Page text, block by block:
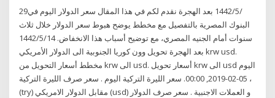
29‏‏/5‏‏/1442 بعد الهجرة نقدم لكم في هذا المقال سعر الدولار اليوم في
البنوك المصرية بالتفصيل مع مخطط يوضح هبوط سعر الدولار خلال ثلاث
سنوات أمام الجنيه المصري، مع توضيح أسباب هذا الانخفاض. 14‏‏/5‏‏/1442
بعد الهجرة تحويل وون كوريا الجنوبية الى الدولار الأمريكي krw usd.
مخطط أسعار التحويل من krw الى usd. أسعار تحويل krw الى usd اليوم
، 05-02-2019, 00:00. سعر الليرة التركية اليوم . سعر صرف الليرة التركية
(try) مقابل الدولار الامريكي (usd) و العملات الاجنبية . سعر صرف الدولار